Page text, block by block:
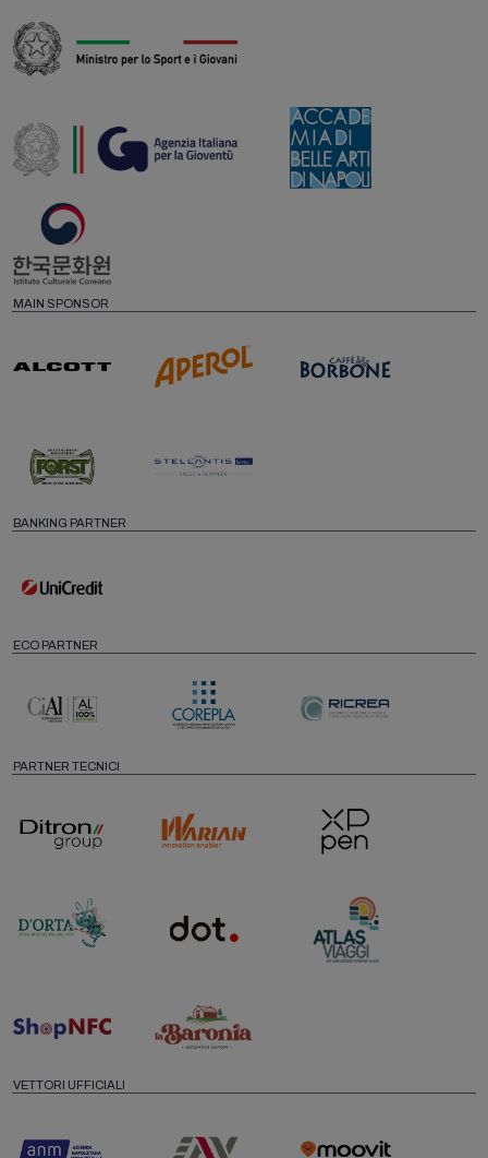
MAIN SPONSOR
BANKING PARTNER
ECO PARTNER
PARTNER TECNICI
VETTORI UFFICIALI